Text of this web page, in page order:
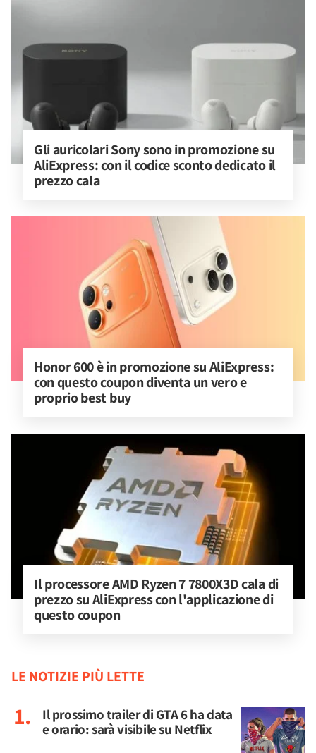
Gli auricolari Sony sono in promozione su
AliExpress: con il codice sconto dedicato il
prezzo cala
Honor 600 è in promozione su AliExpress:
con questo coupon diventa un vero e
proprio best buy
Il processore AMD Ryzen 7 7800X3D cala di
prezzo su AliExpress con l'applicazione di
questo coupon
LE NOTIZIE PIÙ LETTE
Il prossimo trailer di GTA 6 ha data
e orario: sarà visibile su Netflix